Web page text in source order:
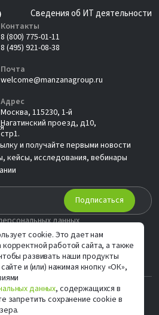
cookie. Это дает нам
работой сайта, а также
развивать наши продукты
и (или) нажимая кнопку «ОК»,
данных, содержащихся в
запретить сохранение cookie в
Сведения об ИТ деятельности
Контакты
8 (800) 775-01-11
8 (495) 921-08-38
Почта
welcome@manzanagroup.ru
Адрес
Москва, 115230, 1-й
Нагатинский проезд, д10,
стр1.
и получайте первыми новости
кейсы, исследования, вебинары
Подписаться
данных
предложения